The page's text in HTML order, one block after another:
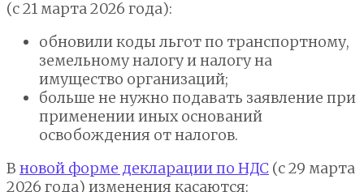
(с 21 марта 2026 года):
обновили коды льгот по транспортному,
земельному налогу и налогу на
имущество организаций;
больше не нужно подавать заявление при
применении иных оснований
освобождения от налогов.
В новой форме декларации по НДС (с 29 марта
2026 года) изменения касаются: